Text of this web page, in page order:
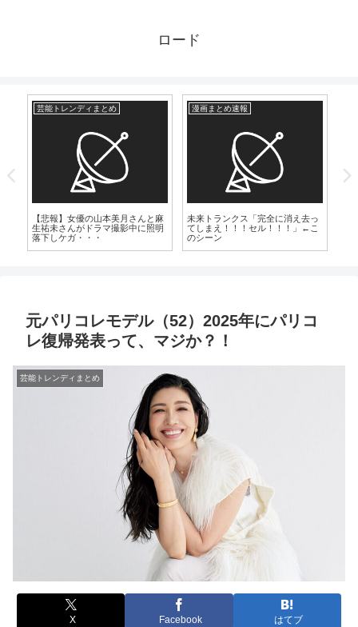
ロード
芸能トレンディまとめ
【悲報】女優の山本美月さんと麻
生祐未さんがドラマ撮影中に照明
落下しケガ・・・
漫画まとめ速報
未来トランクス「完全に消え去っ
てしまえ！！！セル！！！」←こ
のシーン
元パリコレモデル（52）2025年にパリコ
レ復帰発表って、マジか？！
芸能トレンディまとめ
X Facebook はてブ